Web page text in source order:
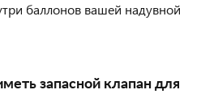
баллонов вашей надувной
запасной клапан для